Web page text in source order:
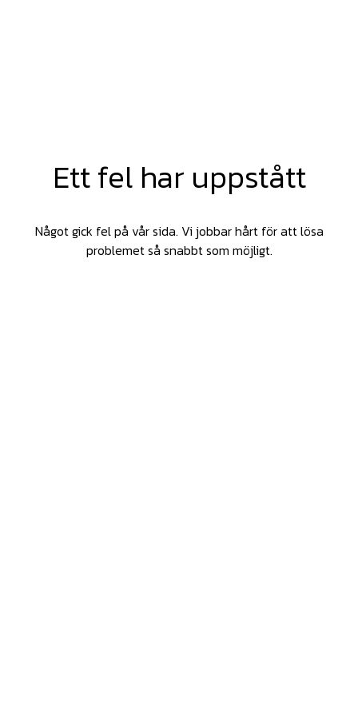
Ett fel har uppstått
Något gick fel på vår sida. Vi jobbar hårt för att lösa
problemet så snabbt som möjligt.